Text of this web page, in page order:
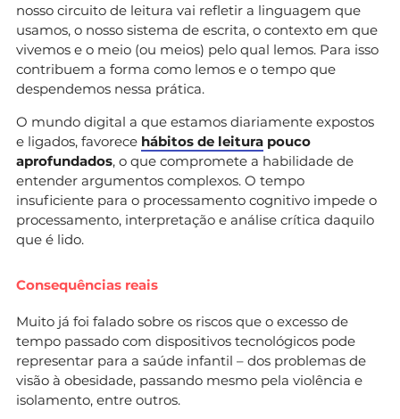
nosso circuito de leitura vai refletir a linguagem que
usamos, o nosso sistema de escrita, o contexto em que
vivemos e o meio (ou meios) pelo qual lemos. Para isso
contribuem a forma como lemos e o tempo que
despendemos nessa prática.
O mundo digital a que estamos diariamente expostos
e ligados, favorece hábitos de leitura pouco
aprofundados, o que compromete a habilidade de
entender argumentos complexos. O tempo
insuficiente para o processamento cognitivo impede o
processamento, interpretação e análise crítica daquilo
que é lido.
Consequências reais
Muito já foi falado sobre os riscos que o excesso de
tempo passado com dispositivos tecnológicos pode
representar para a saúde infantil – dos problemas de
visão à obesidade, passando mesmo pela violência e
isolamento, entre outros.